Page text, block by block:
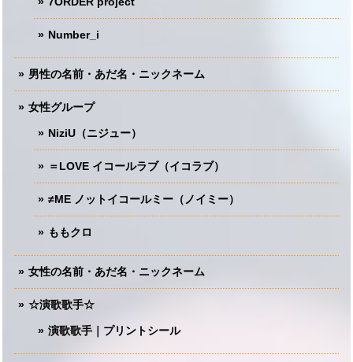
Number_i
男性の名前・あだ名・ニックネーム
女性グループ
NiziU（ニジュー）
＝LOVE イコールラブ（イコラブ）
≠ME ノットイコールミー（ノイミー）
ももクロ
女性の名前・あだ名・ニックネーム
☆演歌歌手☆
演歌歌手｜プリントシール